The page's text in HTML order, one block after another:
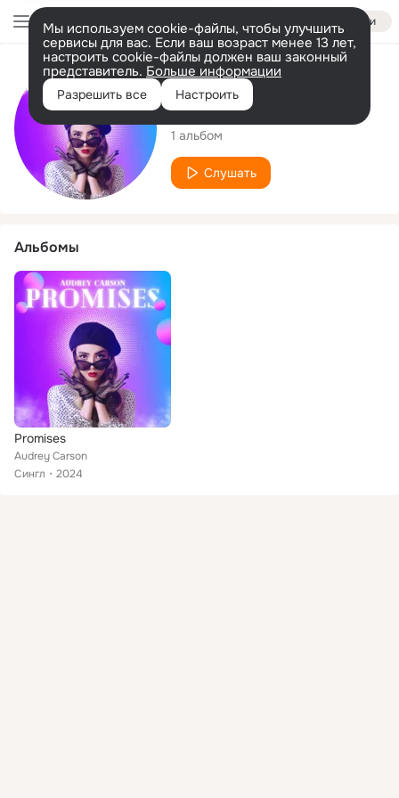
Войти
Мы используем cookie-файлы, чтобы улучшить
сервисы для вас. Если ваш возраст менее 13 лет,
настроить cookie-файлы должен ваш законный
представитель. Больше информации
Разрешить все Настроить
Исполнитель
Audrey Carson
1 альбом
Слушать
Альбомы
Promises
Audrey Carson
Сингл
2024